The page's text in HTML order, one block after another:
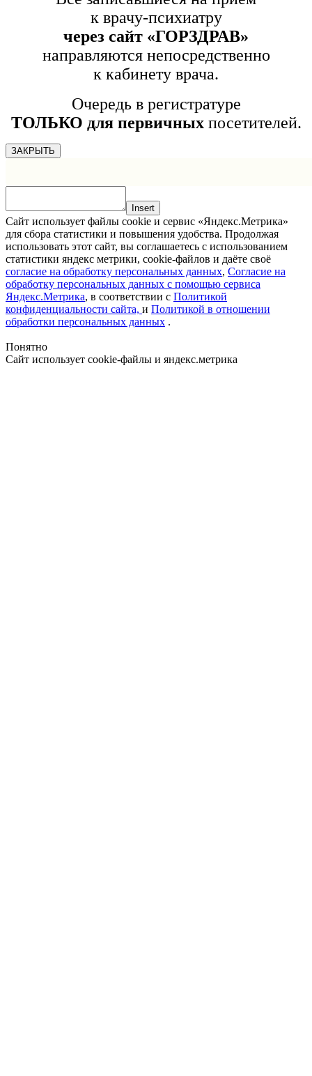
к врачу-психиатру
через сайт «ГОРЗДРАВ»
направляются непосредственно
к кабинету врача.
Очередь в регистратуре
ТОЛЬКО для первичныхпосетителей.
ЗАКРЫТЬ
Insert
Сайт использует файлы cookie и сервис «Яндекс.Метрика»
для сбора статистики и повышения удобства. Продолжая
использовать этот сайт, вы соглашаетесь с использованием
статистики яндекс метрики, cookie-файлов и даёте своё
согласие на обработку персональных данных, Согласие на
обработку персональных данных с помощью сервиса
Яндекс.Метрика, в соответствии с Политикой
конфиденциальности сайта, и Политикой в отношении
обработки персональных данных .
Понятно
Сайт использует cookie-файлы и яндекс.метрика